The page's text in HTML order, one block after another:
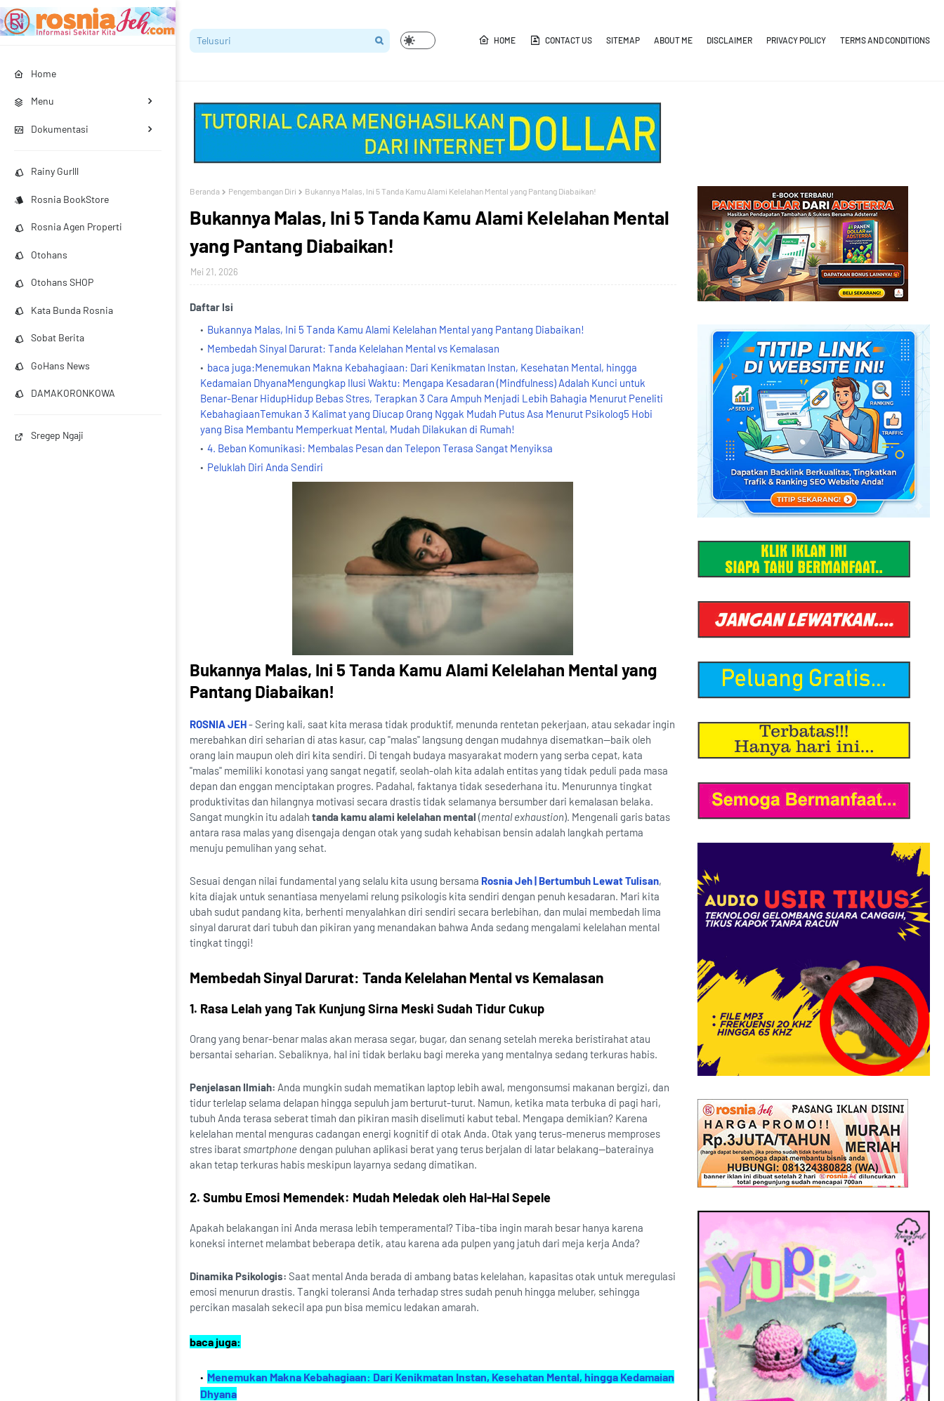
Home
Menu
Dokumentasi
Rainy Gurlll
Rosnia BookStore
Rosnia Agen Properti
Otohans
Otohans SHOP
Kata Bunda Rosnia
Sobat Berita
GoHans News
DAMAKORONKOWA
Sregep Ngaji
HOME CONTACT US SITEMAP ABOUT ME DISCLAIMER PRIVACY POLICY TERMS AND CONDITIONS
Beranda Pengembangan Diri Bukannya Malas, Ini 5 Tanda Kamu Alami Kelelahan Mental yang Pantang Diabaikan!
Bukannya Malas, Ini 5 Tanda Kamu Alami Kelelahan Mental
yang Pantang Diabaikan!
Mei 21, 2026
Daftar Isi
Bukannya Malas, Ini 5 Tanda Kamu Alami Kelelahan Mental yang Pantang Diabaikan!
Membedah Sinyal Darurat: Tanda Kelelahan Mental vs Kemalasan
baca juga:Menemukan Makna Kebahagiaan: Dari Kenikmatan Instan, Kesehatan Mental, hingga
Kedamaian DhyanaMengungkap Ilusi Waktu: Mengapa Kesadaran (Mindfulness) Adalah Kunci untuk
Benar-Benar HidupHidup Bebas Stres, Terapkan 3 Cara Ampuh Menjadi Lebih Bahagia Menurut Peneliti
KebahagiaanTemukan 3 Kalimat yang Diucap Orang Nggak Mudah Putus Asa Menurut Psikolog5 Hobi
yang Bisa Membantu Memperkuat Mental, Mudah Dilakukan di Rumah!
4. Beban Komunikasi: Membalas Pesan dan Telepon Terasa Sangat Menyiksa
Peluklah Diri Anda Sendiri
Bukannya Malas, Ini 5 Tanda Kamu Alami Kelelahan Mental yang
Pantang Diabaikan!
ROSNIA JEH- Sering kali, saat kita merasa tidak produktif, menunda rentetan pekerjaan, atau sekadar ingin
merebahkan diri seharian di atas kasur, cap "malas" langsung dengan mudahnya disematkan—baik oleh
orang lain maupun oleh diri kita sendiri. Di tengah budaya masyarakat modern yang serba cepat, kata
"malas" memiliki konotasi yang sangat negatif, seolah-olah kita adalah entitas yang tidak peduli pada masa
depan dan enggan menciptakan progres. Padahal, faktanya tidak sesederhana itu. Menurunnya tingkat
produktivitas dan hilangnya motivasi secara drastis tidak selamanya bersumber dari kemalasan belaka.
Sangat mungkin itu adalah tanda kamu alami kelelahan mental (mental exhaustion). Mengenali garis batas
antara rasa malas yang disengaja dengan otak yang sudah kehabisan bensin adalah langkah pertama
menuju pemulihan yang sehat.
Sesuai dengan nilai fundamental yang selalu kita usung bersama Rosnia Jeh | Bertumbuh Lewat Tulisan,
kita diajak untuk senantiasa menyelami relung psikologis kita sendiri dengan penuh kesadaran. Mari kita
ubah sudut pandang kita, berhenti menyalahkan diri sendiri secara berlebihan, dan mulai membedah lima
sinyal darurat dari tubuh dan pikiran yang menandakan bahwa Anda sedang mengalami kelelahan mental
tingkat tinggi!
Membedah Sinyal Darurat: Tanda Kelelahan Mental vs Kemalasan
1. Rasa Lelah yang Tak Kunjung Sirna Meski Sudah Tidur Cukup
Orang yang benar-benar malas akan merasa segar, bugar, dan senang setelah mereka beristirahat atau
bersantai seharian. Sebaliknya, hal ini tidak berlaku bagi mereka yang mentalnya sedang terkuras habis.
Penjelasan Ilmiah: Anda mungkin sudah mematikan laptop lebih awal, mengonsumsi makanan bergizi, dan
tidur terlelap selama delapan hingga sepuluh jam berturut-turut. Namun, ketika mata terbuka di pagi hari,
tubuh Anda terasa seberat timah dan pikiran masih diselimuti kabut tebal. Mengapa demikian? Karena
kelelahan mental menguras cadangan energi kognitif di otak Anda. Otak yang terus-menerus memproses
stres ibaratsmartphone dengan puluhan aplikasi berat yang terus berjalan di latar belakang—baterainya
akan tetap terkuras habis meskipun layarnya sedang dimatikan.
2. Sumbu Emosi Memendek: Mudah Meledak oleh Hal-Hal Sepele
Apakah belakangan ini Anda merasa lebih temperamental? Tiba-tiba ingin marah besar hanya karena
koneksi internet melambat beberapa detik, atau karena ada pulpen yang jatuh dari meja kerja Anda?
Dinamika Psikologis: Saat mental Anda berada di ambang batas kelelahan, kapasitas otak untuk meregulasi
emosi menurun drastis. Tangki toleransi Anda terhadap stres sudah penuh hingga meluber, sehingga
percikan masalah sekecil apa pun bisa memicu ledakan amarah.
baca juga:
Menemukan Makna Kebahagiaan: Dari Kenikmatan Instan, Kesehatan Mental, hingga Kedamaian
Dhyana